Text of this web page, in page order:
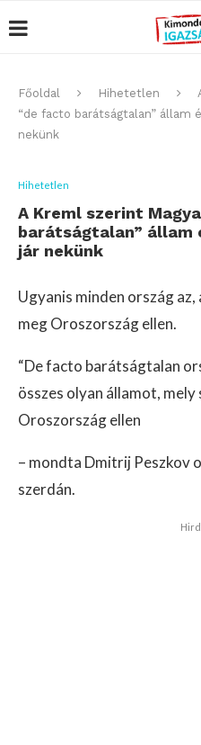
Főoldal Hihetetlen
“de facto barátságtalan” állam
nekünk
Hihetetlen
A Kreml szerint
barátságtalan” állam
jár nekünk
Ugyanis minden ország
meg Oroszország ellen.
“De facto barátságtalan
összes olyan államot,
Oroszország ellen
– mondta Dmitrij Peszkov
szerdán.